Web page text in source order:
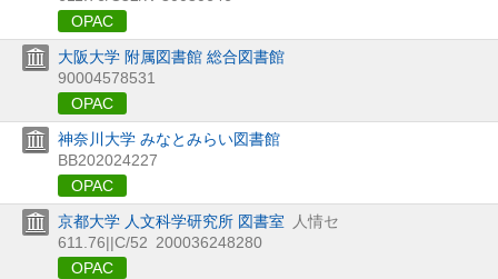
OPAC
大阪大学 附属図書館 総合図書館
90004578531
OPAC
神奈川大学 みなとみらい図書館
BB202024227
OPAC
京都大学 人文科学研究所 図書室
人情セ
611.76||C/52 200036248280
OPAC